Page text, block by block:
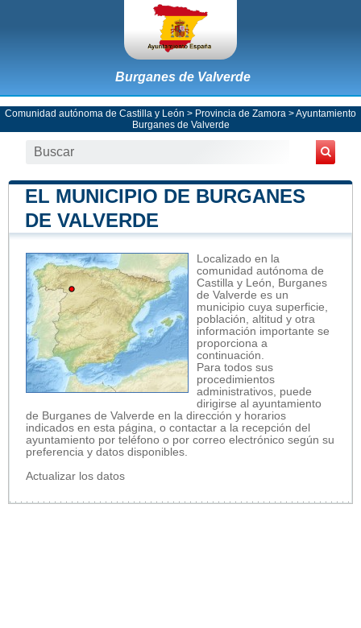
Burganes de Valverde
Comunidad autónoma de Castilla y León > Provincia de Zamora >Ayuntamiento
Burganes de Valverde
EL MUNICIPIO DE BURGANES
DE VALVERDE
Localizado en la
comunidad autónoma de
Castilla y León, Burganes
de Valverde es un
municipio cuya superficie,
población, altitud y otra
información importante se
proporciona a
continuación.
Para todos sus
procedimientos
administrativos, puede
dirigirse al ayuntamiento
de Burganes de Valverde en la dirección y horarios
indicados en esta página, o contactar a la recepción del
ayuntamiento por teléfono o por correo electrónico según su
preferencia y datos disponibles.
Actualizar los datos